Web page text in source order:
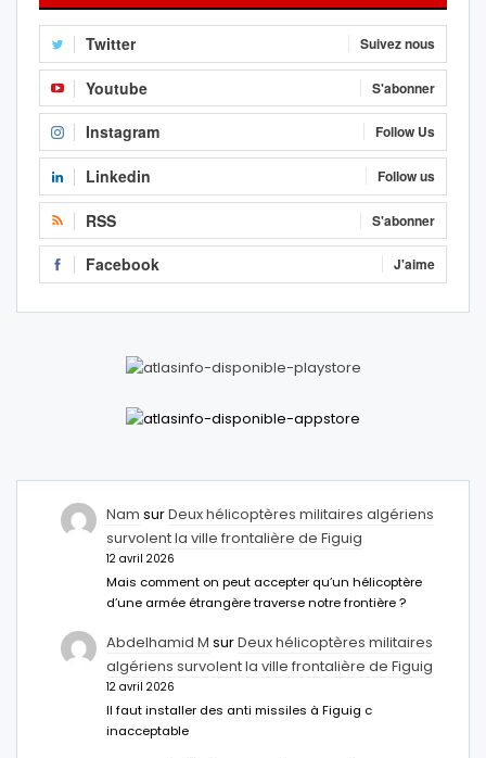
Twitter Suivez nous
Youtube S'abonner
Instagram Follow Us
Linkedin Follow us
RSS S'abonner
Facebook J'aime
Nam surDeux hélicoptères militaires algériens
survolent la ville frontalière de Figuig
12 avril 2026
Mais comment on peut accepter qu’un hélicoptère
d’une armée étrangère traverse notre frontière ?
Abdelhamid M surDeux hélicoptères militaires
algériens survolent la ville frontalière de Figuig
12 avril 2026
Il faut installer des anti missiles à Figuig c
inacceptable